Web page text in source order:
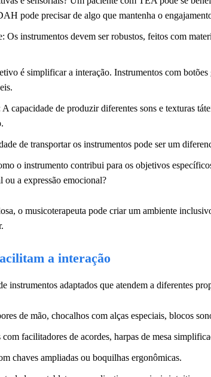
pode precisar de algo que mantenha o
Os instrumentos devem ser robustos, feitos com
é simplificar a interação. Instrumentos com
capacidade de produzir diferentes sons e texturas
de transportar os instrumentos pode ser um
o instrumento contribui para os objetivos
ou a expressão emocional?
o musicoterapeuta pode criar um ambiente
a interação
instrumentos adaptados que atendem a diferentes
de mão, chocalhos com alças especiais, blocos
facilitadores de acordes, harpas de mesa
chaves ampliadas ou boquilhas ergonômicas.